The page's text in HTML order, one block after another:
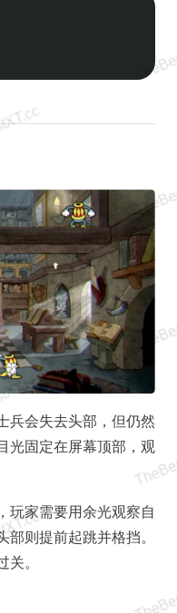
兵会失去头部，但仍然
光固定在屏幕顶部，观
玩家需要用余光观察自
则提前起跳并格挡。
。